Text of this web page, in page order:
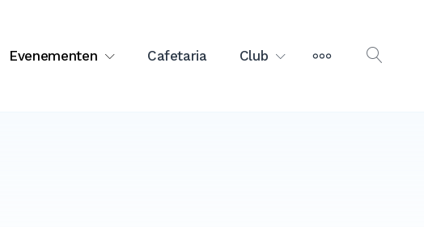
Evenementen Cafetaria Club MEER